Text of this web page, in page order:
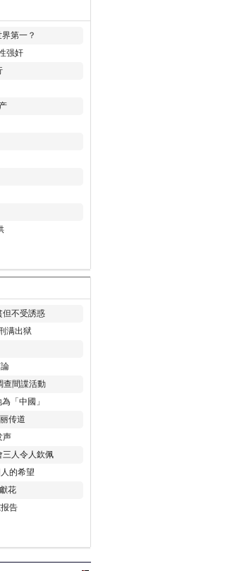
第一？
强奸
但不受誘惑
满出狱
查間諜活動
「中國」
传道
声
三人令人欽佩
的希望
花
告